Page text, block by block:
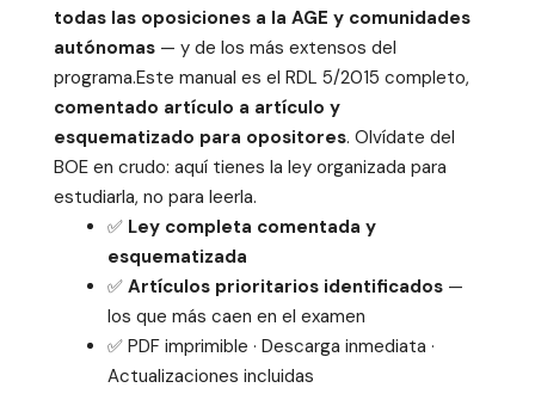
todas las oposiciones a la AGE y comunidades
autónomas — y de los más extensos del
programa.Este manual es el RDL 5/2015 completo,
comentado artículo a artículo y
esquematizado para opositores. Olvídate del
BOE en crudo: aquí tienes la ley organizada para
estudiarla, no para leerla.
✅ Ley completa comentada y
esquematizada
✅ Artículos prioritarios identificados —
los que más caen en el examen
✅ PDF imprimible · Descarga inmediata ·
Actualizaciones incluidas